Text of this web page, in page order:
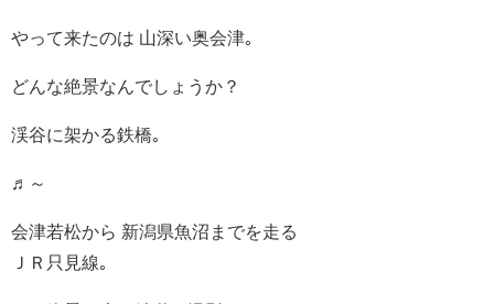
やって来たのは 山深い奥会津｡
どんな絶景なんでしょうか？
渓谷に架かる鉄橋｡
♬～
会津若松から 新潟県魚沼までを走る
ＪＲ只見線｡